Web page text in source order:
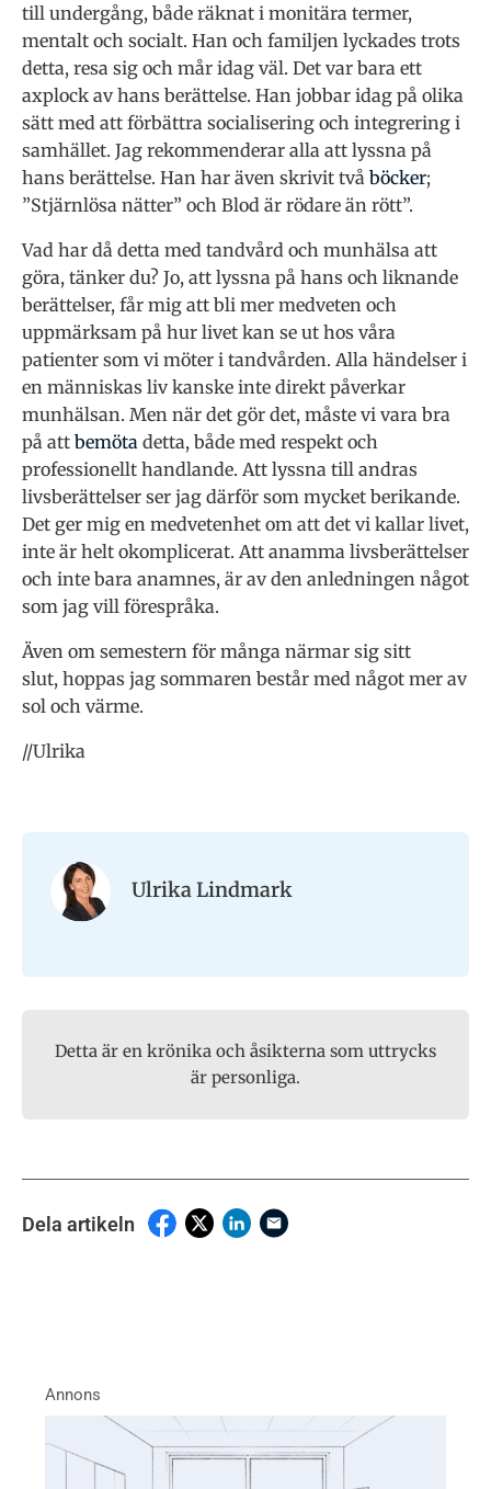
till undergång, både räknat i monitära termer,
mentalt och socialt. Han och familjen lyckades trots
detta, resa sig och mår idag väl. Det var bara ett
axplock av hans berättelse. Han jobbar idag på olika
sätt med att förbättra socialisering och integrering i
samhället. Jag rekommenderar alla att lyssna på
hans berättelse. Han har även skrivit två böcker;
”Stjärnlösa nätter” och Blod är rödare än rött”.
Vad har då detta med tandvård och munhälsa att
göra, tänker du? Jo, att lyssna på hans och liknande
berättelser, får mig att bli mer medveten och
uppmärksam på hur livet kan se ut hos våra
patienter som vi möter i tandvården. Alla händelser i
en människas liv kanske inte direkt påverkar
munhälsan. Men när det gör det, måste vi vara bra
på att bemöta detta, både med respekt och
professionellt handlande. Att lyssna till andras
livsberättelser ser jag därför som mycket berikande.
Det ger mig en medvetenhet om att det vi kallar livet,
inte är helt okomplicerat. Att anamma livsberättelser
och inte bara anamnes, är av den anledningen något
som jag vill förespråka.
Även om semestern för många närmar sig sitt
slut, hoppas jag sommaren består med något mer av
sol och värme.
//Ulrika
Ulrika Lindmark
Detta är en krönika och åsikterna som uttrycks
är personliga.
Dela artikeln